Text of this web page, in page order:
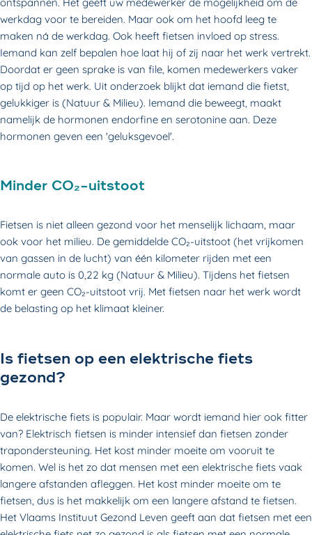
werkdag voor te bereiden. Maar ook om het hoofd leeg te
maken ná de werkdag. Ook heeft fietsen invloed op stress.
Iemand kan zelf bepalen hoe laat hij of zij naar het werk vertrekt.
Doordat er geen sprake is van file, komen medewerkers vaker
op tijd op het werk. Uit onderzoek blijkt dat iemand die fietst,
gelukkiger is (Natuur & Milieu). Iemand die beweegt, maakt
namelijk de hormonen endorfine en serotonine aan. Deze
hormonen geven een 'geluksgevoel'.
Minder CO₂-uitstoot
Fietsen is niet alleen gezond voor het menselijk lichaam, maar
ook voor het milieu. De gemiddelde CO₂-uitstoot (het vrijkomen
van gassen in de lucht) van één kilometer rijden met een
normale auto is 0,22 kg (Natuur & Milieu). Tijdens het fietsen
komt er geen CO₂-uitstoot vrij. Met fietsen naar het werk wordt
de belasting op het klimaat kleiner.
Is fietsen op een elektrische fiets
gezond?
De elektrische fiets is populair. Maar wordt iemand hier ook fitter
van? Elektrisch fietsen is minder intensief dan fietsen zonder
trapondersteuning. Het kost minder moeite om vooruit te
komen. Wel is het zo dat mensen met een elektrische fiets vaak
langere afstanden afleggen. Het kost minder moeite om te
fietsen, dus is het makkelijk om een langere afstand te fietsen.
Het Vlaams Instituut Gezond Leven geeft aan dat fietsen met een